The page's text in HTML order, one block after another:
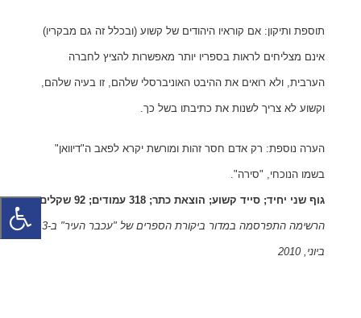
תוספת ותיקון: אם קוראיו היהודים של קשוע (ובכלל זה גם מבקריו)
אינם מצליחים לראות בספריו יותר מאפשרות להציץ לחברה
הערבית, ולא רואים את ההיבט האוניברסלי שלהם, זו בעיה שלהם,
וקשוע לא צריך לשנות את כתיבתו בשל כך.
הערה נוספת: רק אדם חסר זהות ומורשת יקרא לפאב ה"דיוואן"
בשמו הנוכחי, "סירה".
גוף שני יחיד; סייד קשוע; הוצאת כתר; 318 עמודים; 92 שקלים
הרשימה התפרסמה במדור ביקורת הספרים של "עכבר העיר" ב-3
ביוני, 2010